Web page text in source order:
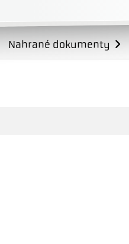
Nahrané dokumenty